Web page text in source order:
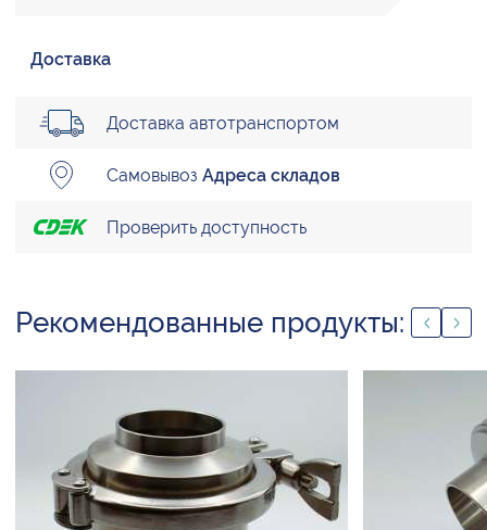
Доставка
Доставка автотранспортом
Самовывоз Адреса складов
Проверить доступность
Рекомендованные продукты: